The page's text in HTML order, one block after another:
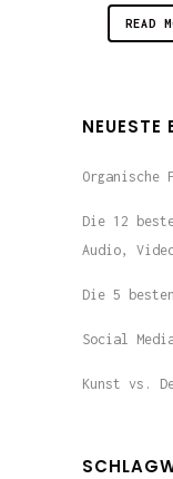
READ
NEUESTE
Organische
Die 12
Audio,
Die 5 besten
Social
Kunst vs.